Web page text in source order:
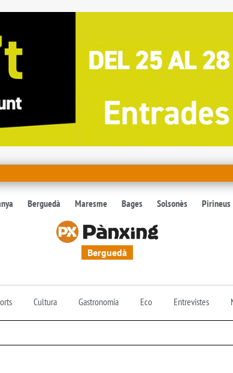
Berguedà Maresme Bages Solsonès Pirineus
Berguedà
Cultura Gastronomia Eco Entrevistes